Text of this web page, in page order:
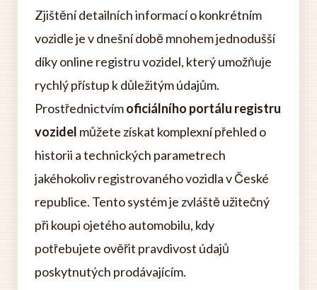
Zjištění detailních informací o konkrétním
vozidle je v dnešní době mnohem jednodušší
díky online registru vozidel, který umožňuje
rychlý přístup k důležitým údajům.
Prostřednictvímoficiálního portálu registru
vozidel můžete získat komplexní přehled o
historii a technických parametrech
jakéhokoliv registrovaného vozidla v České
republice. Tento systém je zvláště užitečný
při koupi ojetého automobilu, kdy
potřebujete ověřit pravdivost údajů
poskytnutých prodávajícím.